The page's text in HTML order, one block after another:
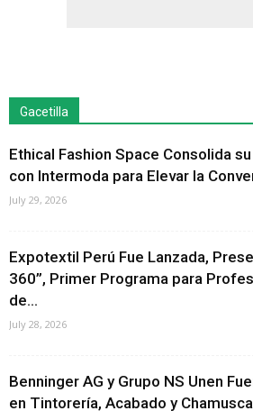
Gacetilla
Ethical Fashion Space Consolida
con Intermoda para Elevar la
July 29, 2026
Expotextil Perú Fue Lanzada,
360”, Primer Programa para
de...
July 28, 2026
Benninger AG y Grupo NS Unen
en Tintorería, Acabado y